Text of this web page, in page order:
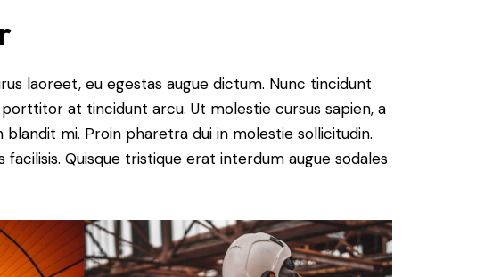
laoreet, eu egestas augue dictum. Nunc tincidunt
at tincidunt arcu. Ut molestie cursus sapien, a
mi. Proin pharetra dui in molestie sollicitudin.
Quisque tristique erat interdum augue sodales